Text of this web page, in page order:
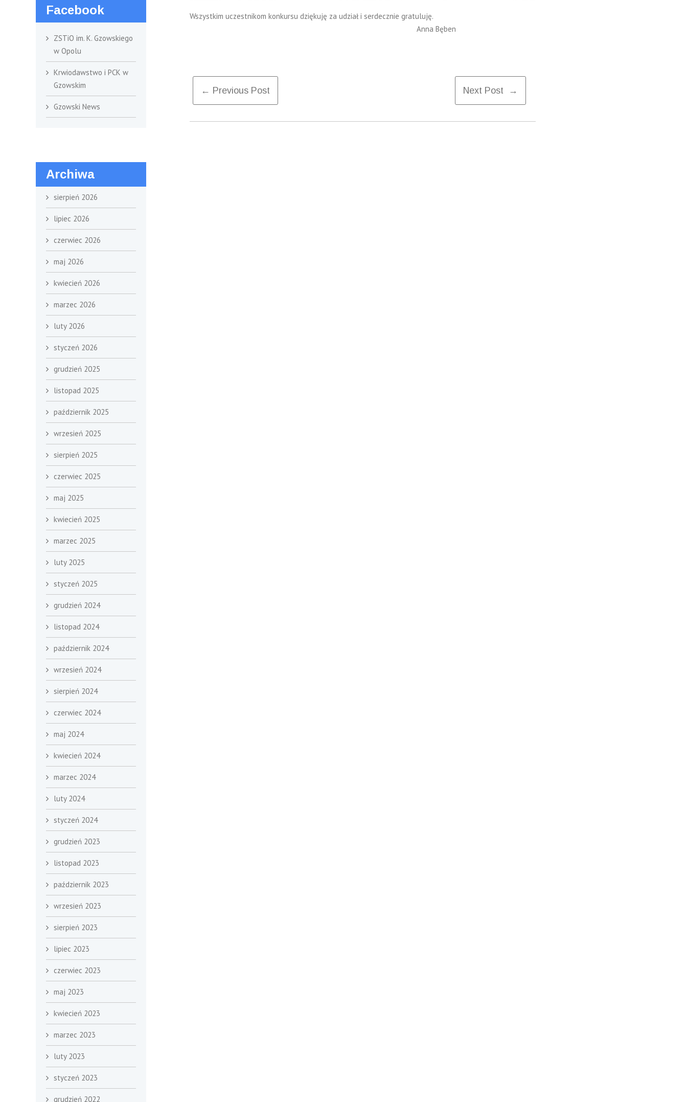
Facebook
ZSTiO im. K. Gzowskiego
w Opolu
Krwiodawstwo i PCK w
Gzowskim
Gzowski News
Archiwa
sierpień 2026
lipiec 2026
czerwiec 2026
maj 2026
kwiecień 2026
marzec 2026
luty 2026
styczeń 2026
grudzień 2025
listopad 2025
październik 2025
wrzesień 2025
sierpień 2025
czerwiec 2025
maj 2025
kwiecień 2025
marzec 2025
luty 2025
styczeń 2025
grudzień 2024
listopad 2024
październik 2024
wrzesień 2024
sierpień 2024
czerwiec 2024
maj 2024
kwiecień 2024
marzec 2024
luty 2024
styczeń 2024
grudzień 2023
listopad 2023
październik 2023
wrzesień 2023
sierpień 2023
lipiec 2023
czerwiec 2023
maj 2023
kwiecień 2023
marzec 2023
luty 2023
styczeń 2023
grudzień 2022
Wszystkim uczestnikom konkursu dziękuję za udział i serdecznie gratuluję.
Anna Bęben
Post
← Previous Post Next Post →